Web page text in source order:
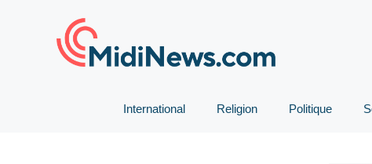
International Religion Politique